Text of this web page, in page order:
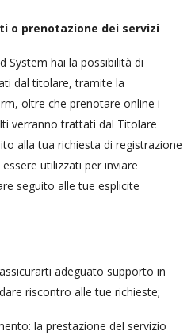
o prenotazione dei servizi
System hai la possibilità di
dal titolare, tramite la
oltre che prenotare online i
verranno trattati dal Titolare
alla tua richiesta di registrazione
utilizzati per inviare
seguito alle tue esplicite
adeguato supporto in
riscontro alle tue richieste;
la prestazione del servizio